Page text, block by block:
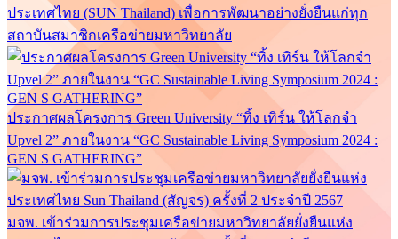
ประเทศไทย (SUN Thailand) เพื่อการพัฒนาอย่างยั่งยืนแก่ทุก
สถาบันสมาชิกเครือข่ายมหาวิทยาลัย
ประกาศผลโครงการ Green University “ทิ้ง เทิร์น ให้โลกจำ
Upvel 2” ภายในงาน “GC Sustainable Living Symposium 2024 :
GEN S GATHERING”
มจพ. เข้าร่วมการประชุมเครือข่ายมหาวิทยาลัยยั่งยืนแห่ง